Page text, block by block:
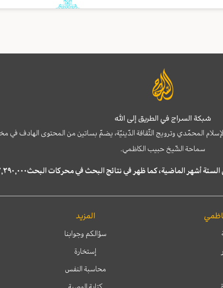
شبكة السراج في الطريق إلى الله
المحمّدي وترويج الثّقافة الدّينيّة، يضمّ بساتين من المحتوى الهادف
سماحة الشّيخ حبيب الكاظمي.
المزيد
سؤالكم وجوابنا
إستخارة
محاسبة النفس